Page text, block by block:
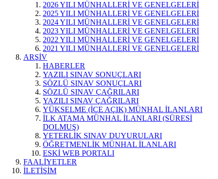
2026 YILI MÜNHALLERİ VE GENELGELERİ
2025 YILI MÜNHALLERİ VE GENELGELERİ
2024 YILI MÜNHALLERİ VE GENELGELERİ
2023 YILI MÜNHALLERİ VE GENELGELERİ
2022 YILI MÜNHALLERİ VE GENELGELERİ
2021 YILI MÜNHALLERİ VE GENELGELERİ
ARŞİV
HABERLER
YAZILI SINAV SONUÇLARI
SÖZLÜ SINAV SONUÇLARI
SÖZLÜ SINAV ÇAĞRILARI
YAZILI SINAV ÇAĞRILARI
YÜKSELME (İÇE AÇIK) MÜNHAL İLANLARI
İLK ATAMA MÜNHAL İLANLARI (SÜRESİ
DOLMUŞ)
YETERLİK SINAV DUYURULARI
ÖĞRETMENLİK MÜNHAL İLANLARI
ESKİ WEB PORTALI
FAALİYETLER
İLETİŞİM